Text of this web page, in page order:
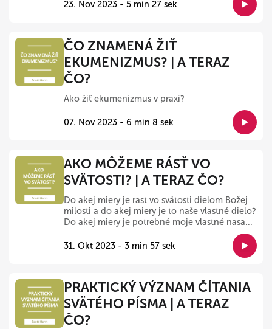
23. Nov 2023 - 5 min 27 sek
ČO ZNAMENÁ ŽIŤ
EKUMENIZMUS? | A TERAZ
ČO?
Ako žiť ekumenizmus v praxi?
07. Nov 2023 - 6 min 8 sek
AKO MÔŽEME RÁSŤ VO
SVÄTOSTI? | A TERAZ ČO?
Do akej miery je rast vo svätosti dielom Božej
milosti a do akej miery je to naše vlastné dielo?
Do akej miery je potrebné moje vlastné nasa...
31. Okt 2023 - 3 min 57 sek
PRAKTICKÝ VÝZNAM ČÍTANIA
SVÄTÉHO PÍSMA | A TERAZ
ČO?